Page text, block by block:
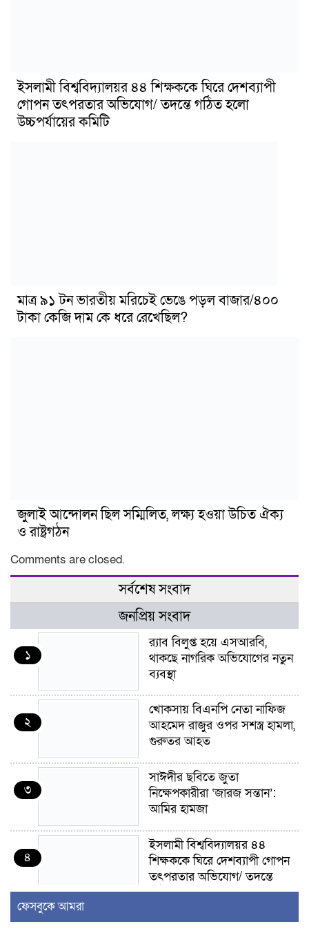
ইসলামী বিশ্ববিদ্যালয়র ৪৪ শিক্ষককে ঘিরে দেশব্যাপী
গোপন তৎপরতার অভিযোগ/ তদন্তে গঠিত হলো
উচ্চপর্যায়ের কমিটি
মাত্র ৯১ টন ভারতীয় মরিচেই ভেঙে পড়ল বাজার/৪০০
টাকা কেজি দাম কে ধরে রেখেছিল?
জুলাই আন্দোলন ছিল সম্মিলিত, লক্ষ্য হওয়া উচিত ঐক্য
ও রাষ্ট্রগঠন
Comments are closed.
সর্বশেষ সংবাদ
জনপ্রিয় সংবাদ
১
র‍্যাব বিলুপ্ত হয়ে এসআরবি,
থাকছে নাগরিক অভিযোগের নতুন
ব্যবস্থা
২
খোকসায় বিএনপি নেতা নাফিজ
আহমেদ রাজুর ওপর সশস্ত্র হামলা,
গুরুতর আহত
৩
সাঈদীর ছবিতে জুতা
নিক্ষেপকারীরা ‘জারজ সন্তান’:
আমির হামজা
৪
ইসলামী বিশ্ববিদ্যালয়র ৪৪
শিক্ষককে ঘিরে দেশব্যাপী গোপন
তৎপরতার অভিযোগ/ তদন্তে
গঠিত হলো উচ্চপর্যায়ের কমিটি
মাত্র ৯১ টন ভারতীয় মরিচেই
ফেসবুকে আমরা